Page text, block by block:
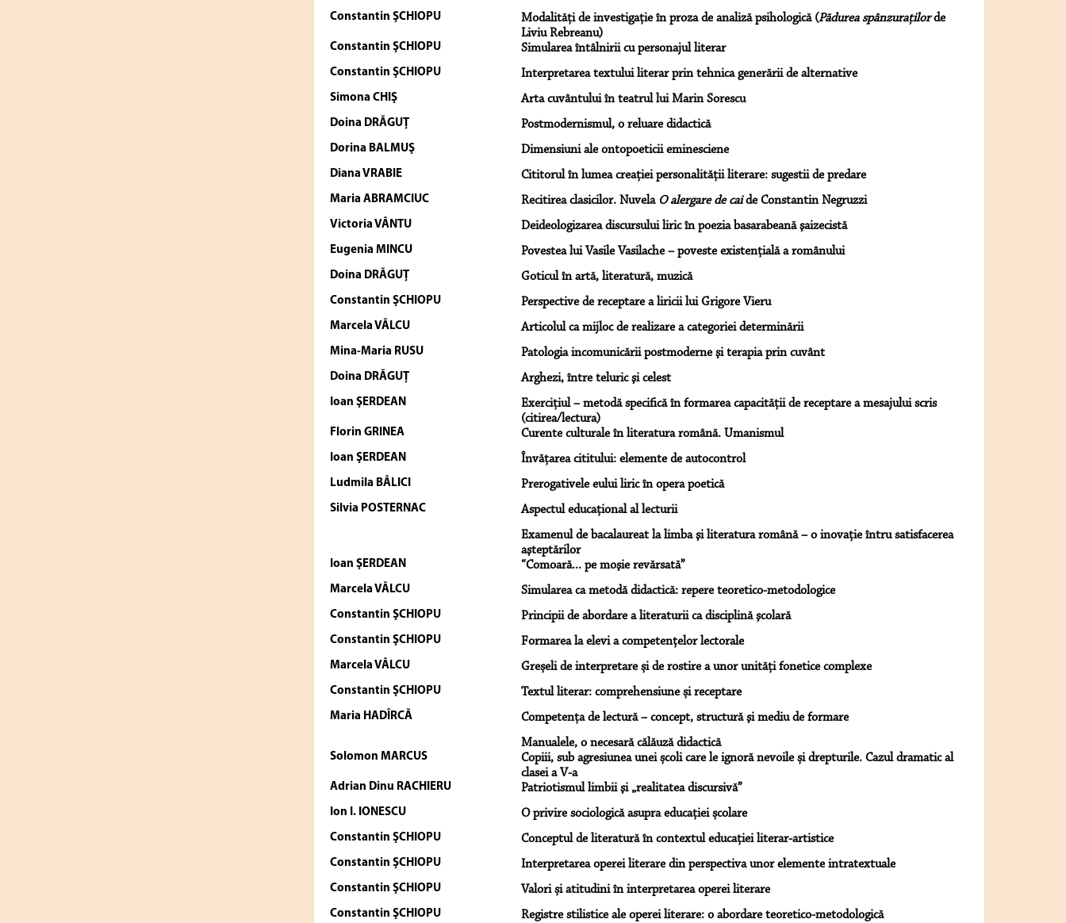
Constantin ŞCHIOPU Modalităţi de investigaţie în proza de analiză psihologică (Pădurea spânzuraţilorde
Liviu Rebreanu)
Constantin ŞCHIOPU Simularea întâlnirii cu personajul literar
Constantin ŞCHIOPU Interpretarea textului literar prin tehnica generării de alternative
Simona CHIŞ Arta cuvântului în teatrul lui Marin Sorescu
Doina DRĂGUŢ Postmodernismul, o reluare didactică
Dorina BALMUŞ Dimensiuni ale ontopoeticii eminesciene
Diana VRABIE Cititorul în lumea creaţiei personalităţii literare: sugestii de predare
Maria ABRAMCIUC Recitirea clasicilor. Nuvela O alergare de caide Constantin Negruzzi
Victoria VÂNTU Deideologizarea discursului liric în poezia basarabeană şaizecistă
Eugenia MINCU Povestea lui Vasile Vasilache – poveste existenţială a românului
Doina DRĂGUŢ Goticul în artă, literatură, muzică
Constantin ŞCHIOPU Perspective de receptare a liricii lui Grigore Vieru
Marcela VÂLCU Articolul ca mijloc de realizare a categoriei determinării
Mina-Maria RUSU Patologia incomunicării postmoderne şi terapia prin cuvânt
Doina DRĂGUŢ Arghezi, între teluric şi celest
Ioan ŞERDEAN
Exerciţiul – metodă specifică în formarea capacităţii de receptare a mesajului scris
(citirea/lectura)
Florin GRINEA Curente culturale în literatura română. Umanismul
Ioan ŞERDEAN Învăţarea cititului: elemente de autocontrol
Ludmila BÂLICI Prerogativele eului liric în opera poetică
Silvia POSTERNAC
Aspectul educaţional al lecturii
Examenul de bacalaureat la limba şi literatura română – o inovaţie întru satisfacerea
aşteptărilor
Ioan ŞERDEAN “Comoară... pe moşie revărsată”
Marcela VÂLCU Simularea ca metodă didactică: repere teoretico-metodologice
Constantin ŞCHIOPU Principii de abordare a literaturii ca disciplină şcolară
Constantin ŞCHIOPU Formarea la elevi a competențelor lectorale
Marcela VÂLCU Greșeli de interpretare și de rostire a unor unități fonetice complexe
Constantin ŞCHIOPU Textul literar: comprehensiune și receptare
Maria HADÎRCĂ
Competenţa de lectură – concept, structură şi mediu de formare
Manualele, o necesară călăuză didactică
Solomon MARCUS
Copiii, sub agresiunea unei școli care le ignoră nevoile și drepturile. Cazul dramatic al
clasei a V-a
Adrian Dinu RACHIERU Patriotismul limbii şi „realitatea discursivă”
Ion I. IONESCU O privire sociologică asupra educației școlare
Constantin ŞCHIOPU Conceptul de literatură în contextul educaţiei literar-artistice
Constantin ŞCHIOPU Interpretarea operei literare din perspectiva unor elemente intratextuale
Constantin ŞCHIOPU Valori și atitudini în interpretarea operei literare
Constantin ŞCHIOPU Registre stilistice ale operei literare: o abordare teoretico-metodologică